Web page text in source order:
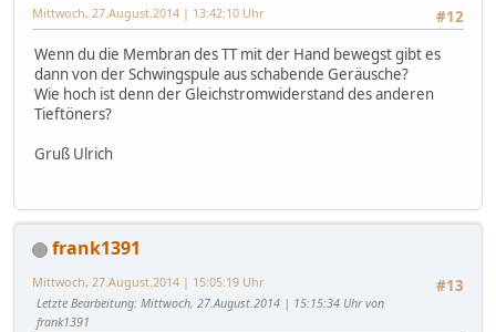
#12
Mittwoch, 27.August.2014 | 13:42:10 Uhr
Wenn du die Membran des TT mit der Hand bewegst gibt es
dann von der Schwingspule aus schabende Geräusche?
Wie hoch ist denn der Gleichstromwiderstand des anderen
Tieftöners?
Gruß Ulrich
frank1391
#13
Mittwoch, 27.August.2014 | 15:05:19 Uhr
Letzte Bearbeitung: Mittwoch, 27.August.2014 | 15:15:34 Uhr von
frank1391